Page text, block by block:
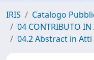
IRIS
Catalogo
04 CONTRIBUTO
04.2 Abstract in